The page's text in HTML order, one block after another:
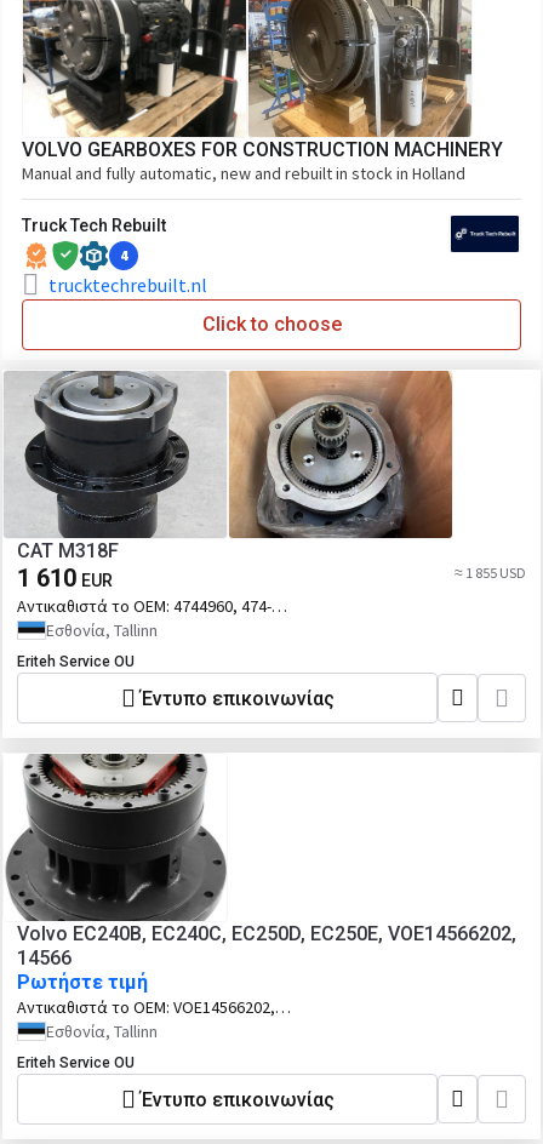
VOLVO GEARBOXES FOR CONSTRUCTION MACHINERY
Manual and fully automatic, new and rebuilt in stock in Holland
Truck Tech Rebuilt
4
trucktechrebuilt.nl
Click to choose
CAT M318F
1 610 EUR ≈ 1 855 USD
Αντικαθιστά το OEM: 4744960, 474-
4960, CA4744960
Εσθονία, Tallinn
Eriteh Service OU
Έντυπο επικοινωνίας
Volvo EC240B, EC240C, EC250D, EC250E, VOE14566202,
14566
Ρωτήστε τιμή
Αντικαθιστά το OEM: VOE14566202,
14566202
Εσθονία, Tallinn
Eriteh Service OU
Έντυπο επικοινωνίας